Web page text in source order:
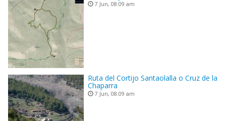
7 Jun, 08:09 am
Ruta del Cortijo Santaolalla o Cruz de la
Chaparra
7 Jun, 08:09 am